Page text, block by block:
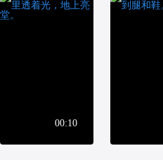
00:10